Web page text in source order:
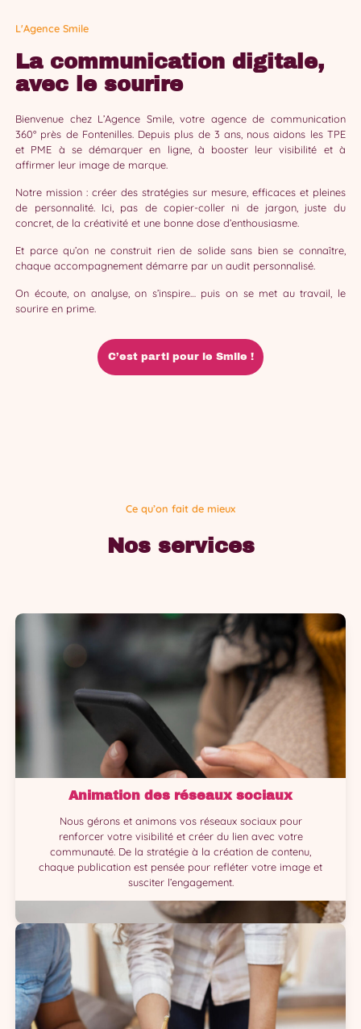
L'Agence Smile
La communication digitale,
avec le sourire
Bienvenue chez L’Agence Smile, votre agence de communication
360° près de Fontenilles. Depuis plus de 3 ans, nous aidons les TPE
et PME à se démarquer en ligne, à booster leur visibilité et à
affirmer leur image de marque.
Notre mission : créer des stratégies sur mesure, efficaces et pleines
de personnalité. Ici, pas de copier-coller ni de jargon, juste du
concret, de la créativité et une bonne dose d’enthousiasme.
Et parce qu’on ne construit rien de solide sans bien se connaître,
chaque accompagnement démarre par un audit personnalisé.
On écoute, on analyse, on s’inspire… puis on se met au travail, le
sourire en prime.
C’est parti pour le Smile !
Ce qu’on fait de mieux
Nos services
Animation des réseaux sociaux
Nous gérons et animons vos réseaux sociaux pour
renforcer votre visibilité et créer du lien avec votre
communauté. De la stratégie à la création de contenu,
chaque publication est pensée pour refléter votre image et
susciter l’engagement.